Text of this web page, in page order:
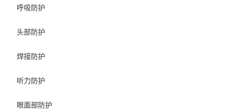
呼吸防护
头部防护
焊接防护
听力防护
眼面部防护